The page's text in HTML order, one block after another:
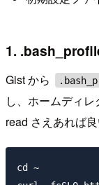
1.
Gist から
し、ホームディ
read さえあれば
cd ~